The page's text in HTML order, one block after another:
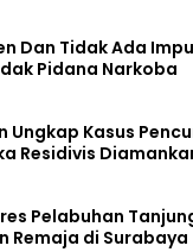
Dan Tidak Ada
Pidana Narkoba
Ungkap Kasus
Residivis
Pelabuhan
Remaja di Surabaya